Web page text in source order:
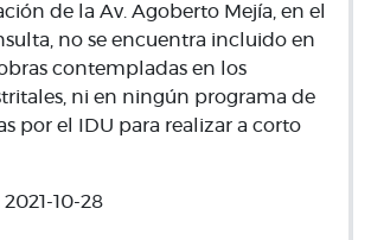
de la Av. Agoberto Mejía, en el
no se encuentra incluido en
contempladas en los
ni en ningún programa de
por el IDU para realizar a corto
2021-10-28